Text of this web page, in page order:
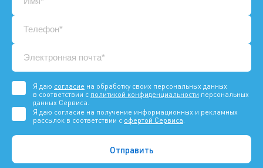
Я даю согласие на обработку своих персональных данных
в соответствии с политикой конфиденциальности персональных
данных Сервиса.
Я даю согласие на получение информационных и рекламных
рассылок в соответствии с офертой Сервиса